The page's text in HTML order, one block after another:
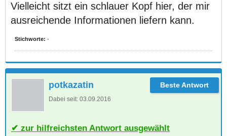
Vielleicht sitzt ein schlauer Kopf hier, der mir
ausreichende Informationen liefern kann.
Stichworte: -
potkazatin
Dabei seit: 03.09.2016
zur hilfreichsten Antwort ausgewählt